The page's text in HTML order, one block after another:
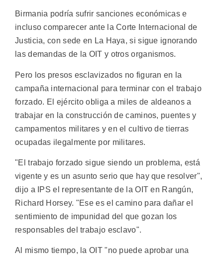
Birmania podría sufrir sanciones económicas e
incluso comparecer ante la Corte Internacional de
Justicia, con sede en La Haya, si sigue ignorando
las demandas de la OIT y otros organismos.
Pero los presos esclavizados no figuran en la
campaña internacional para terminar con el trabajo
forzado. El ejército obliga a miles de aldeanos a
trabajar en la construcción de caminos, puentes y
campamentos militares y en el cultivo de tierras
ocupadas ilegalmente por militares.
"El trabajo forzado sigue siendo un problema, está
vigente y es un asunto serio que hay que resolver",
dijo a IPS el representante de la OIT en Rangún,
Richard Horsey. "Ese es el camino para dañar el
sentimiento de impunidad del que gozan los
responsables del trabajo esclavo".
Al mismo tiempo, la OIT "no puede aprobar una